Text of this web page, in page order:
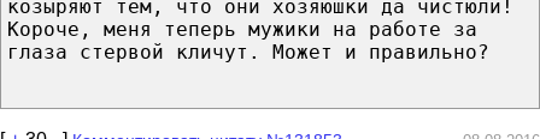
козыряют тем, что они хозяюшки да чистюли!
Короче, меня теперь мужики на работе за
глаза стервой кличут. Может и правильно?